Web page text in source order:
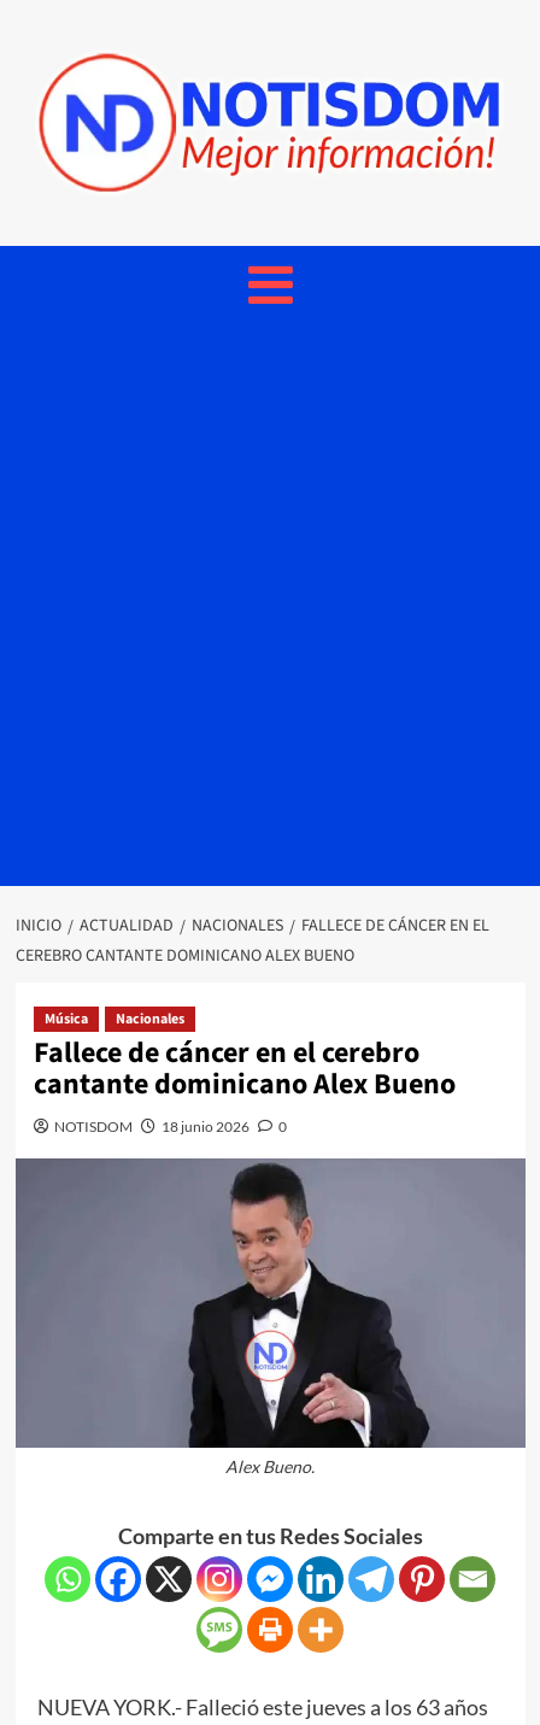
INICIO ACTUALIDAD NACIONALES
FALLECE DE CÁNCER EN EL
CEREBRO CANTANTE DOMINICANO ALEX BUENO
Música Nacionales
Fallece de cáncer en el cerebro
cantante dominicano Alex Bueno
NOTISDOM 18 junio 2026 0
Alex Bueno.
Comparte en tus Redes Sociales
NUEVA YORK.- Falleció este jueves a los 63 años